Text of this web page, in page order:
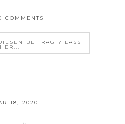
COMMENTS
BEITRAG ? LASS
18, 2020